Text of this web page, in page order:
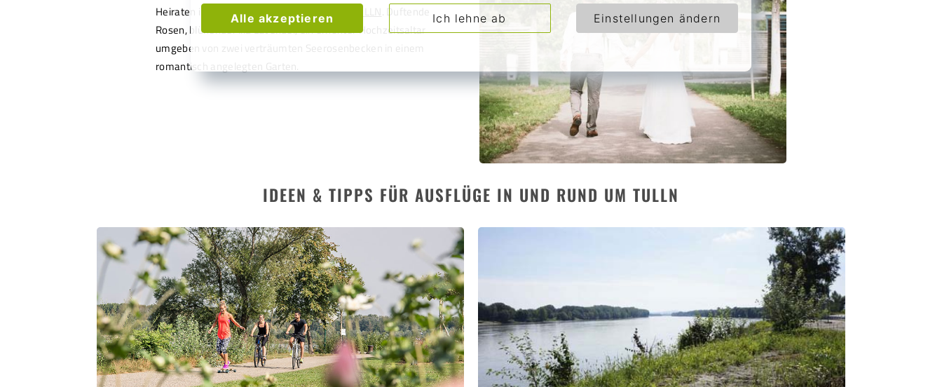
Alle akzeptieren Ich lehne ab Einstellungen ändern
Heiraten im Liebesgarten auf der GARTEN TULLN. Duftende
Rosen, blühender lila Lavendel, ein erhöhter Hochzeitsaltar
umgeben von zwei verträumten Seerosenbecken in einem
romantisch angelegten Garten.
IDEEN & TIPPS FÜR AUSFLÜGE IN UND RUND UM TULLN